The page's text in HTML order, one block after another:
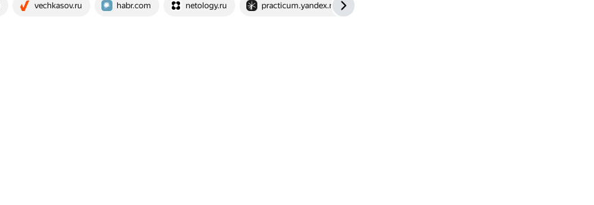
vechkasov.ru habr.com netology.ru practicum.yandex.ru